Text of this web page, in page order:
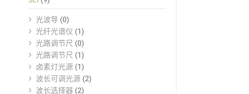
光波导 (0)
光纤光谱仪 (1)
光路调节尺 (0)
光路调节尺 (1)
卤素灯光源 (1)
波长可调光源 (2)
波长选择器 (2)